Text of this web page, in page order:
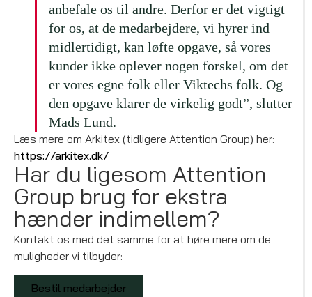
anbefale os til andre. Derfor er det vigtigt
for os, at de medarbejdere, vi hyrer ind
midlertidigt, kan løfte opgave, så vores
kunder ikke oplever nogen forskel, om det
er vores egne folk eller Viktechs folk. Og
den opgave klarer de virkelig godt”, slutter
Mads Lund.
Læs mere om Arkitex (tidligere Attention Group) her:
https://arkitex.dk/
Har du ligesom Attention
Group brug for ekstra
hænder indimellem?
Kontakt os med det samme for at høre mere om de
muligheder vi tilbyder:
Bestil medarbejder